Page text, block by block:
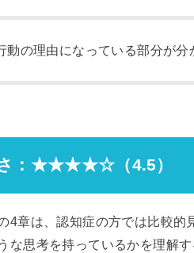
動の理由になっている部分が分
さ：★★★★☆ （4.5）
4章は、認知症の方では比較
な思考を持っているかを理解